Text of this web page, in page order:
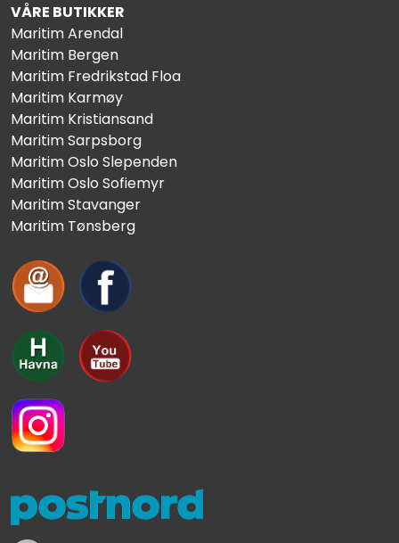
VÅRE BUTIKKER
Maritim Arendal
Maritim Bergen
Maritim Fredrikstad Floa
Maritim Karmøy
Maritim Kristiansand
Maritim Sarpsborg
Maritim Oslo Slependen
Maritim Oslo Sofiemyr
Maritim Stavanger
Maritim Tønsberg